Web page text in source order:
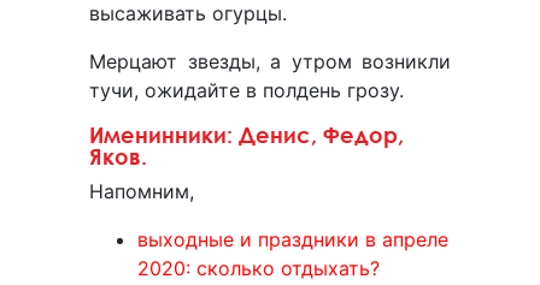
высаживать огурцы.
Мерцают звезды, а утром возникли
тучи, ожидайте в полдень грозу.
Именинники: Денис, Федор,
Яков.
Напомним,
выходные и праздники в апреле
2020: сколько отдыхать?